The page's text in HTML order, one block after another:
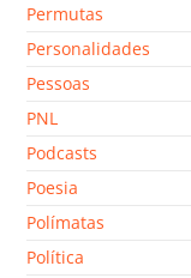
Permutas
Personalidades
Pessoas
PNL
Podcasts
Poesia
Polímatas
Política